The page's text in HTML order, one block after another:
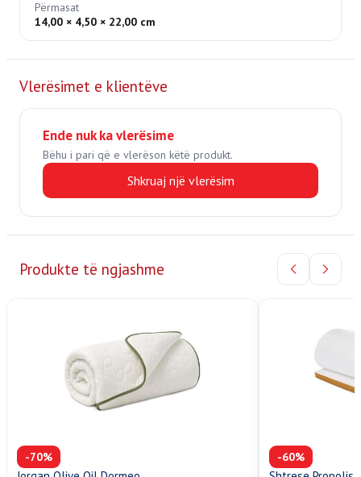
Përmasat
14,00 × 4,50 × 22,00 cm
Vlerësimet e klientëve
Ende nuk ka vlerësime
Bëhu i pari që e vlerëson këtë produkt.
Shkruaj një vlerësim
Produkte të ngjashme
-70% -60%